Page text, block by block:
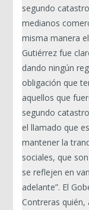
segundo
medianos
misma manera
Gutiérrez fue
dando ningún
obligación que
aquellos que
segundo
el llamado que
mantener la
sociales, que
se reflejen en
adelante”. El
Contreras